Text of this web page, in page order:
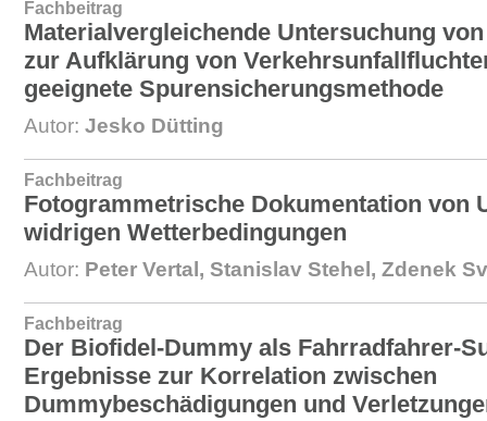
Fachbeitrag
Materialvergleichende Untersuchung
zur Aufklärung von
geeignete Spurensicherungsmethode
Autor: Jesko Dütting
Fachbeitrag
Fotogrammetrische Dokumentation von
widrigen Wetterbedingungen
Autor: Peter Vertal, Stanislav Stehel, Zdenek
Fachbeitrag
Der Biofidel-Dummy als Fahrradfahrer-
Ergebnisse zur Korrelation zwischen
Dummybeschädigungen und